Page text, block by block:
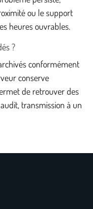
ou le support
heures ouvrables.
?
conformément
conserve
de retrouver des
transmission à un